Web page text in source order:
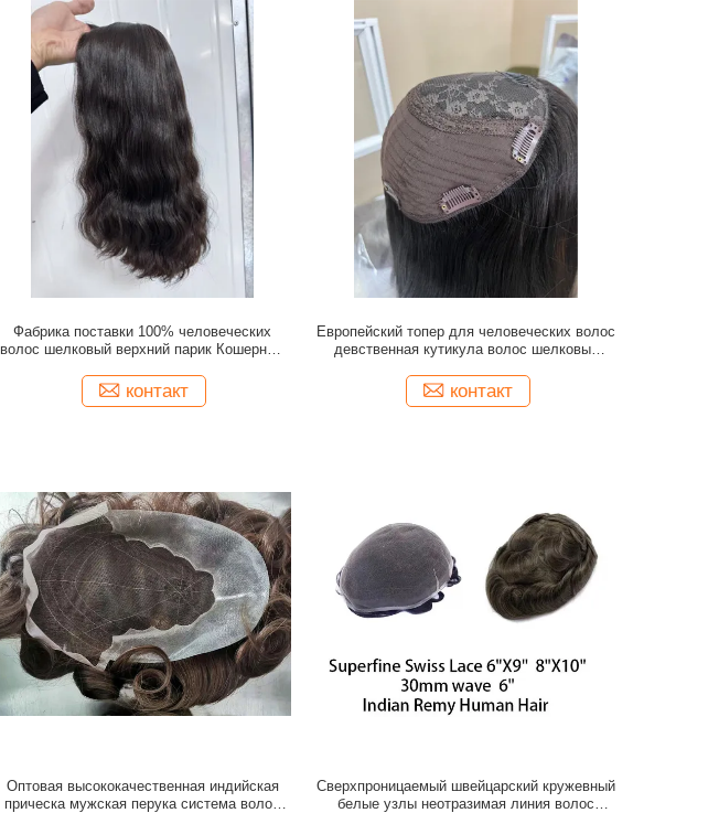
Фабрика поставки 100% человеческих
волос шелковый верхний парик Кошерный
внешний вид человеческих волос парик для
оптовой продажи
контакт
Европейский топер для человеческих волос
девственная кутикула волос шелковый
контакт
Оптовая высококачественная индийская
прическа мужская перука система волос
Сверхпроницаемый швейцарский кружевный
белые узлы неотразимая линия волос